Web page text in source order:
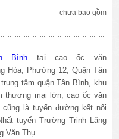
chưa bao gồm
Bình tại cao ốc văn
Hòa, Phường 12, Quận Tân
tâm quận Tân Bình, khu
thương mại lớn, cao ốc văn
là tuyến đường kết nối
tuyến Trường Trinh Lăng
Văn Thụ.